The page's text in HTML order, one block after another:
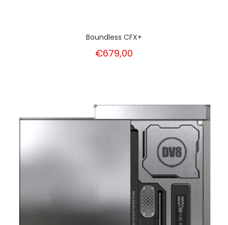
Boundless CFX+
€679,00